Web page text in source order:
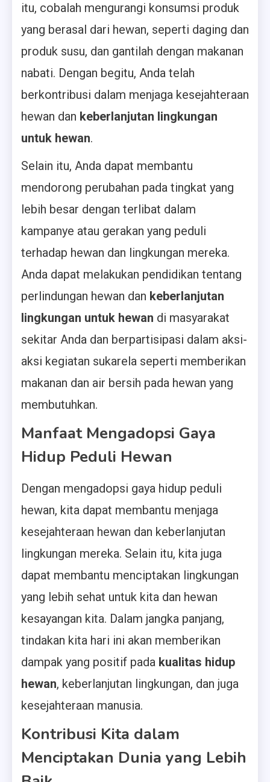
itu, cobalah mengurangi konsumsi produk
yang berasal dari hewan, seperti daging dan
produk susu, dan gantilah dengan makanan
nabati. Dengan begitu, Anda telah
berkontribusi dalam menjaga kesejahteraan
hewan dan keberlanjutan lingkungan
untuk hewan.
Selain itu, Anda dapat membantu
mendorong perubahan pada tingkat yang
lebih besar dengan terlibat dalam
kampanye atau gerakan yang peduli
terhadap hewan dan lingkungan mereka.
Anda dapat melakukan pendidikan tentang
perlindungan hewan dan keberlanjutan
lingkungan untuk hewan di masyarakat
sekitar Anda dan berpartisipasi dalam aksi-
aksi kegiatan sukarela seperti memberikan
makanan dan air bersih pada hewan yang
membutuhkan.
Manfaat Mengadopsi Gaya
Hidup Peduli Hewan
Dengan mengadopsi gaya hidup peduli
hewan, kita dapat membantu menjaga
kesejahteraan hewan dan keberlanjutan
lingkungan mereka. Selain itu, kita juga
dapat membantu menciptakan lingkungan
yang lebih sehat untuk kita dan hewan
kesayangan kita. Dalam jangka panjang,
tindakan kita hari ini akan memberikan
dampak yang positif pada kualitas hidup
hewan, keberlanjutan lingkungan, dan juga
kesejahteraan manusia.
Kontribusi Kita dalam
Menciptakan Dunia yang Lebih